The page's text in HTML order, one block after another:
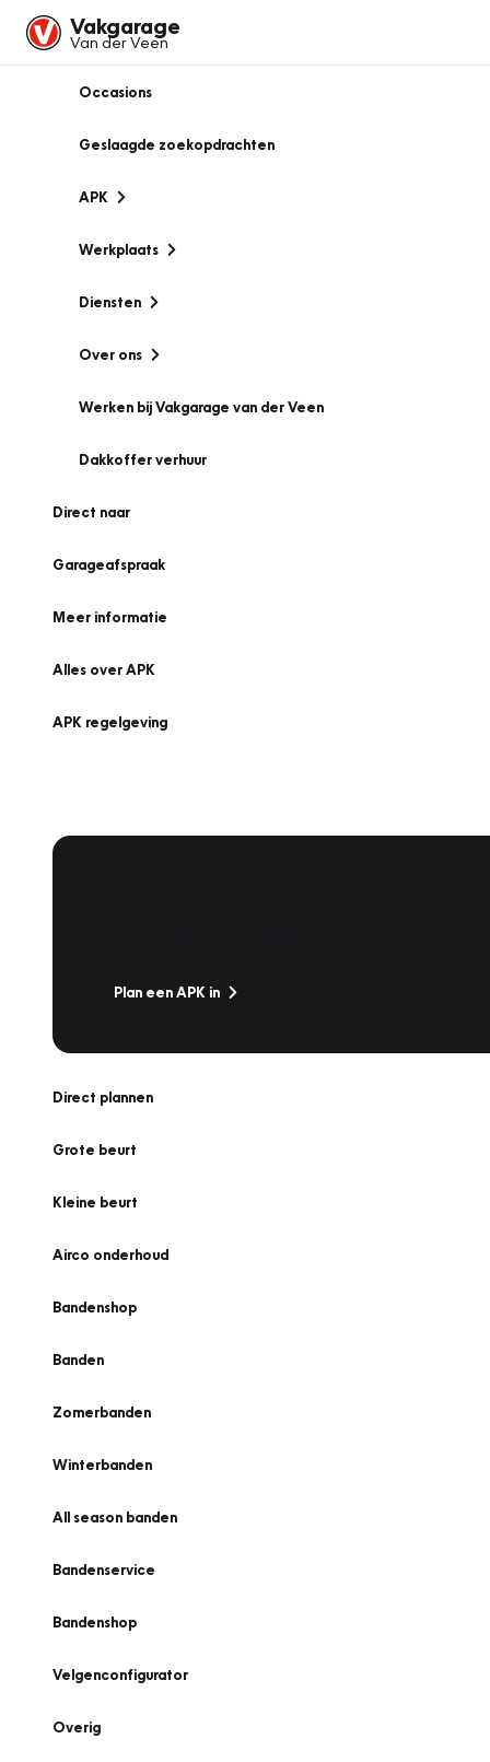
Vakgarage
Van der Veen
Occasions
Geslaagde zoekopdrachten
APK
Werkplaats
Diensten
Over ons
Werken bij Vakgarage van der Veen
Dakkoffer verhuur
Direct naar
Garageafspraak
Meer informatie
Alles over APK
APK regelgeving
Plan een APK in
Direct plannen
Grote beurt
Kleine beurt
Airco onderhoud
Bandenshop
Banden
Zomerbanden
Winterbanden
All season banden
Bandenservice
Bandenshop
Velgenconfigurator
Overig